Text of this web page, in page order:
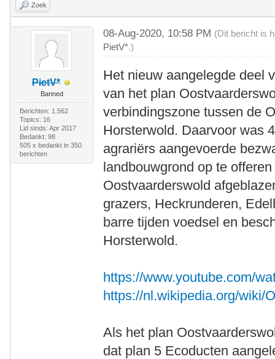
Zoek
PietV*
Banned
Berichten: 1.562
Topics: 16
Lid sinds: Apr 2017
Bedankt: 98
505 x bedankt in 350
berichten
08-Aug-2020, 10:58 PM (Dit bericht is
PietV*.)
Het nieuw aangelegde deel
van het plan
verbindingszone tussen de
Horsterwold. Daarvoor was
agrariërs aangevoerde
landbouwgrond op te
Oostvaarderswold
grazers, Heckrunderen,
barre tijden voedsel en
Horsterwold.
https://www.youtube.com/
https://nl.wikipedia.org/wiki/
Als het plan
dat plan 5 Ecoducten